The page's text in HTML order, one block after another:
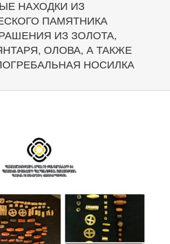
НАХОДКИ ИЗ
ПАМЯТНИКА
ИЗ ЗОЛОТА,
ОЛОВА, А ТАКЖЕ
НОСИЛКА